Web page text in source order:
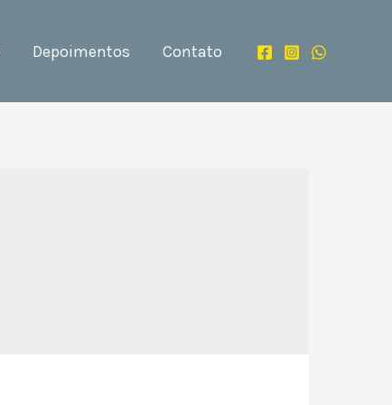
Depoimentos Contato